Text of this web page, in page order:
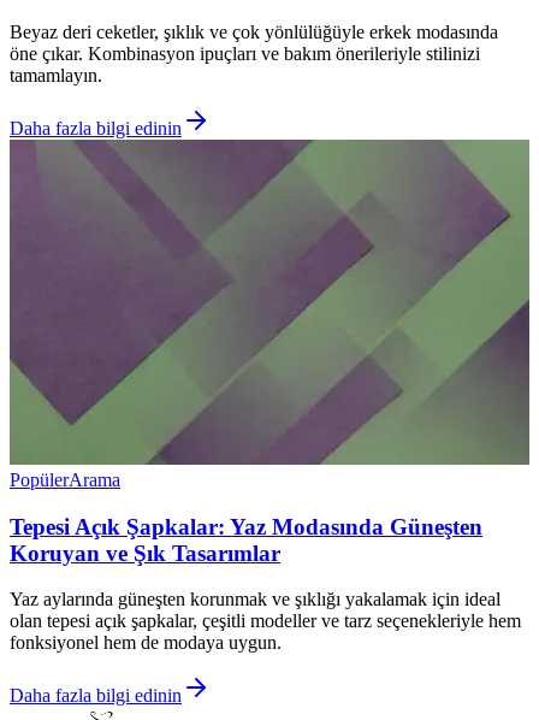
Beyaz deri ceketler, şıklık ve çok yönlülüğüyle erkek modasında
öne çıkar. Kombinasyon ipuçları ve bakım önerileriyle stilinizi
tamamlayın.
Daha fazla bilgi edinin
PopülerArama
Tepesi Açık Şapkalar: Yaz Modasında Güneşten
Koruyan ve Şık Tasarımlar
Yaz aylarında güneşten korunmak ve şıklığı yakalamak için ideal
olan tepesi açık şapkalar, çeşitli modeller ve tarz seçenekleriyle hem
fonksiyonel hem de modaya uygun.
Daha fazla bilgi edinin